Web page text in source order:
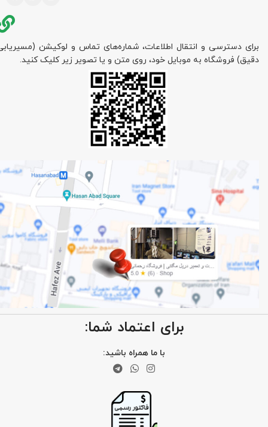
برای دسترسی و انتقال اطلاعات، شماره‌های تماس و لوکیشن
دقیق) فروشگاه به موبایل خود، روی متن و یا تصویر زیر کلیک کنید.
برای اعتماد شما:
با ما همراه باشید: